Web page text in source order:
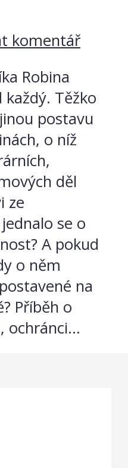
komentář
Robina
každý. Těžko
postavu
o níž
děl
ze
se o
A pokud
o něm
na
Příběh o
ochránci...